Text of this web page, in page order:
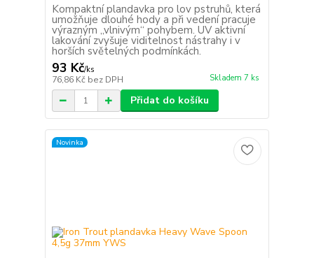
Kompaktní plandavka pro lov pstruhů, která
umožňuje dlouhé hody a při vedení pracuje
výrazným „vlnivým“ pohybem. UV aktivní
lakování zvyšuje viditelnost nástrahy i v
horších světelných podmínkách.
93 Kč/ks
76,86 Kč bez DPH Skladem 7 ks
Přidat do košíku
Novinka